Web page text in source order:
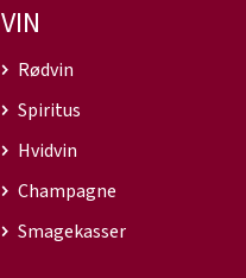
VIN
Rødvin
Spiritus
Hvidvin
Champagne
Smagekasser